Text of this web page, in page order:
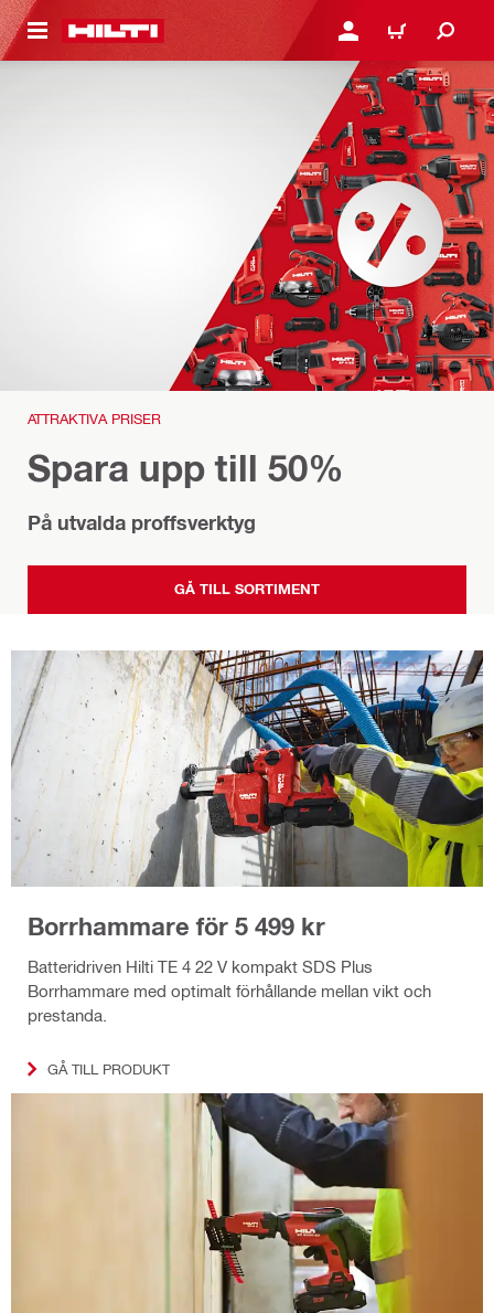
GÅ TILL HUVUDSIDAN LOGGA IN ELLER
VARUKORG
ATTRAKTIVA PRISER
Spara upp till 50%
På utvalda proffsverktyg
GÅ TILL SORTIMENT
Borrhammare för 5 499 kr
Batteridriven Hilti TE 4 22 V kompakt SDS Plus
Borrhammare med optimalt förhållande mellan vikt och
prestanda.
GÅ TILL PRODUKT